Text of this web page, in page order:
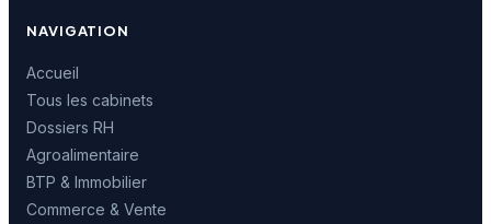
NAVIGATION
Accueil
Tous les cabinets
Dossiers RH
Agroalimentaire
BTP & Immobilier
Commerce & Vente